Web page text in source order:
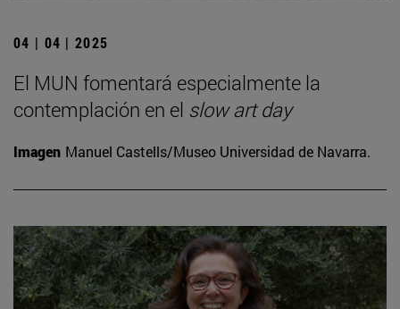
04 | 04 | 2025
El MUN fomentará especialmente la
contemplación en el slow art day
Imagen Manuel Castells/Museo Universidad de Navarra.